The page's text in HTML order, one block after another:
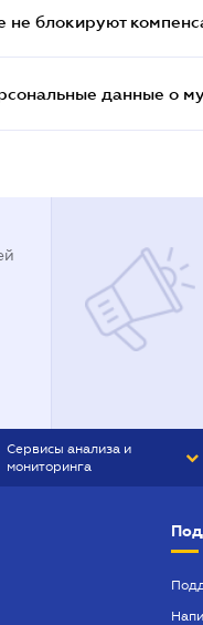
блокируют
данные о
Сервисы анализа и
мониторинга